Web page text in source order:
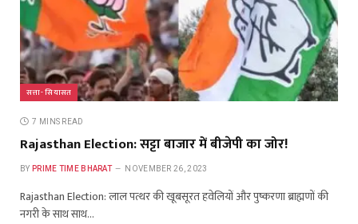
सत्ता- सियासत
7 MINS READ
Rajasthan Election: सट्टा बाजार में बीजेपी का जोर!
BY PRIME TIME BHARAT NOVEMBER 26, 2023
Rajasthan Election: लाल पत्थर की खूबसूरत हवेलियों और पुष्करणा ब्राह्मणों की
नगरी के साथ साथ…